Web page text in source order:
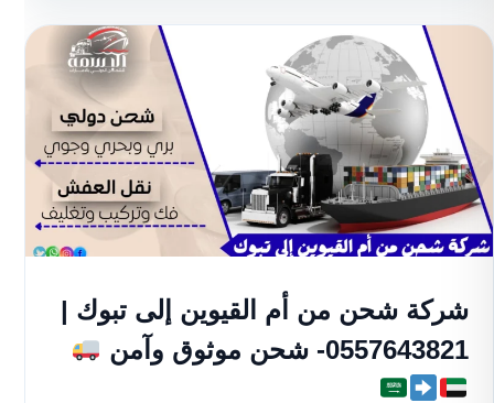
شركة شحن من أم القيوين إلى تبوك |
0557643821- شحن موثوق وآمن